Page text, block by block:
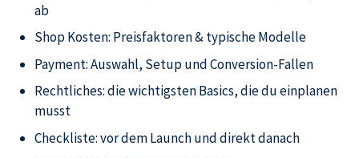
ab
Shop Kosten: Preisfaktoren & typische Modelle
Payment: Auswahl, Setup und Conversion-Fallen
Rechtliches: die wichtigsten Basics, die du einplanen
musst
Checkliste: vor dem Launch und direkt danach